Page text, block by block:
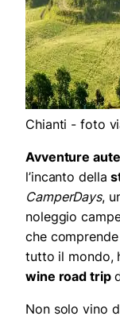
Chianti - foto
Avventure
l’incanto della
CamperDays,
noleggio
che
tutto il mondo,
wine road trip
Non solo vino